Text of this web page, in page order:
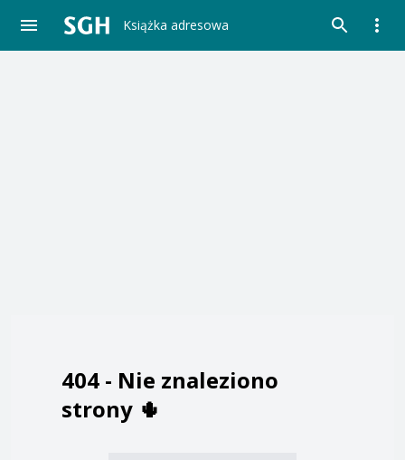
Książka adresowa
404 - Nie znaleziono
strony 🌵